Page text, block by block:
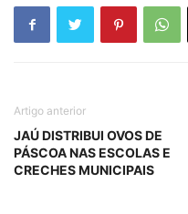
Artigo anterior
JAÚ DISTRIBUI OVOS DE
PÁSCOA NAS ESCOLAS E
CRECHES MUNICIPAIS